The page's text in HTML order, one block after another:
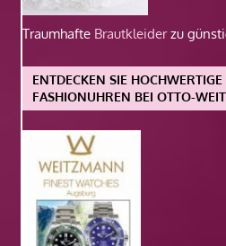
Traumhafte Brautkleiderzu
ENTDECKEN SIE
FASHIONUHREN BEI OTTO-